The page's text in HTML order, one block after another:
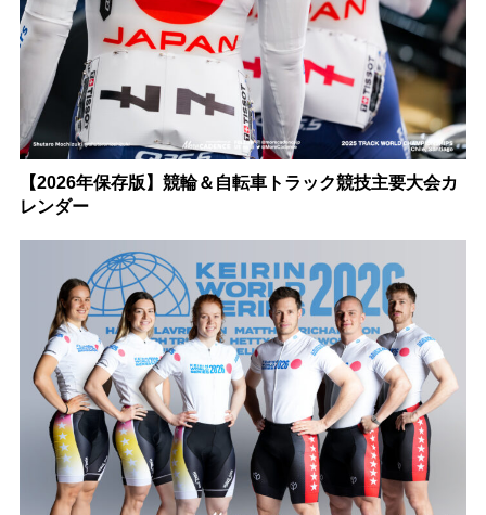
【2026年保存版】競輪＆自転車トラック競技主要大会カ
レンダー